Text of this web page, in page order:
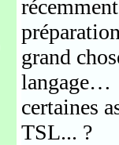
grand
langage…
certaines
TSL... ?